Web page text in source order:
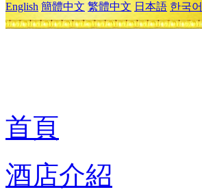
English 簡體中文 繁體中文 日本語 한국어
首頁
酒店介紹